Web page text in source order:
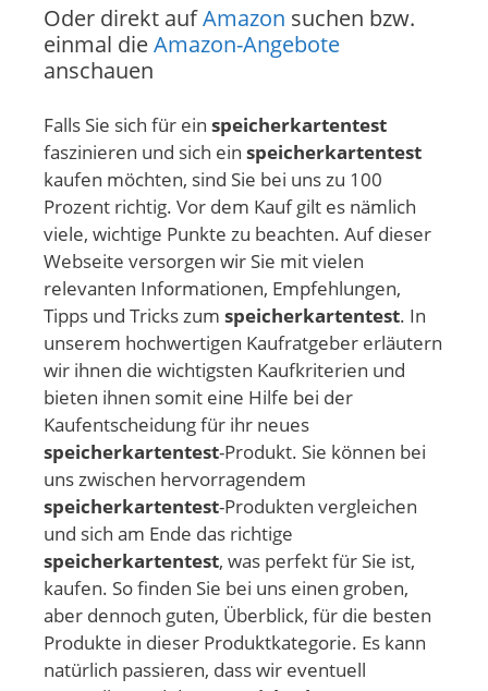
Oder direkt aufAmazon suchen bzw.
einmal dieAmazon-Angebote
anschauen
Falls Sie sich für ein speicherkartentest
faszinieren und sich ein speicherkartentest
kaufen möchten, sind Sie bei uns zu 100
Prozent richtig. Vor dem Kauf gilt es nämlich
viele, wichtige Punkte zu beachten. Auf dieser
Webseite versorgen wir Sie mit vielen
relevanten Informationen, Empfehlungen,
Tipps und Tricks zum speicherkartentest. In
unserem hochwertigen Kaufratgeber erläutern
wir ihnen die wichtigsten Kaufkriterien und
bieten ihnen somit eine Hilfe bei der
Kaufentscheidung für ihr neues
speicherkartentest-Produkt. Sie können bei
uns zwischen hervorragendem
speicherkartentest-Produkten vergleichen
und sich am Ende das richtige
speicherkartentest, was perfekt für Sie ist,
kaufen. So finden Sie bei uns einen groben,
aber dennoch guten, Überblick, für die besten
Produkte in dieser Produktkategorie. Es kann
natürlich passieren, dass wir eventuell